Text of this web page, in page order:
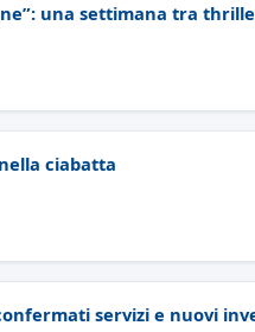
una settimana tra
ciabatta
servizi e nuovi